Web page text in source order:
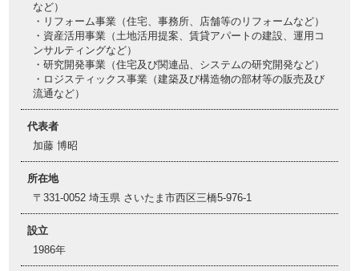
など）
・リフォーム事業（住宅、事務所、店舗等のリフォームなど）
・資産活用事業（土地活用提案、賃貸アパートの建設、運用コ
ンサルティングなど）
・研究開発事業（住宅及び関連品、システムの研究開発など）
・ロジスティックス事業（建築及び構造物の部材等の販売及び
流通など）
代表者
加藤 博昭
所在地
〒331-0052 埼玉県 さいたま市西区三橋5-976-1
設立
1986年